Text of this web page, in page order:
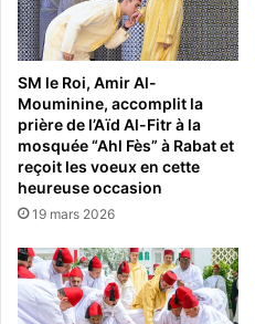
SM le Roi, Amir Al-
Mouminine, accomplit la
prière de l’Aïd Al-Fitr à la
mosquée “Ahl Fès” à Rabat et
reçoit les voeux en cette
heureuse occasion
19 mars 2026